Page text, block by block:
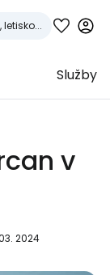
Služby
v
2024